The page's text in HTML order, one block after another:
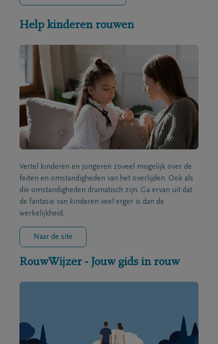
Help kinderen rouwen
Vertel kinderen en jongeren zoveel mogelijk over de
feiten en omstandigheden van het overlijden. Ook als
die omstandigheden dramatisch zijn. Ga ervan uit dat
de fantasie van kinderen veel erger is dan de
werkelijkheid.
Naar de site
RouwWijzer - Jouw gids in rouw